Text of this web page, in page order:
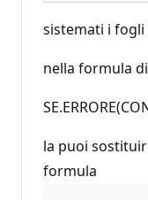
sistemati i fogli
nella formula
la puoi
formula